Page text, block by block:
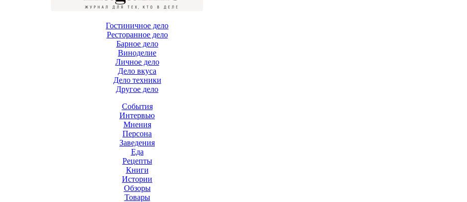
Гостиничное дело
Ресторанное дело
Барное дело
Виноделие
Личное дело
Дело вкуса
Дело техники
Другое дело
События
Интервью
Мнения
Персона
Заведения
Еда
Рецепты
Книги
Истории
Обзоры
Товары